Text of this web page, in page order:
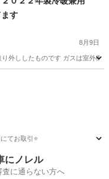
す
8月9日
外ししたものです ガスは室外
てお取引⭐️
にノレル
に通らない方へ